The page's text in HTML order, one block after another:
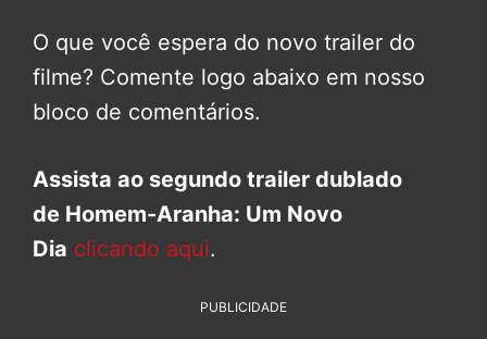
O que você espera do novo trailer do
filme? Comente logo abaixo em nosso
bloco de comentários.
Assista ao segundo trailer dublado
de Homem-Aranha: Um Novo
Dia clicando aqui.
PUBLICIDADE